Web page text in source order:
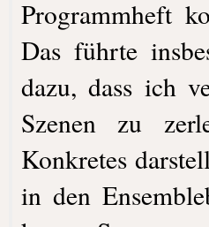
Programmheft
Das führte
dazu, dass ich
Szenen zu
Konkretes
in den